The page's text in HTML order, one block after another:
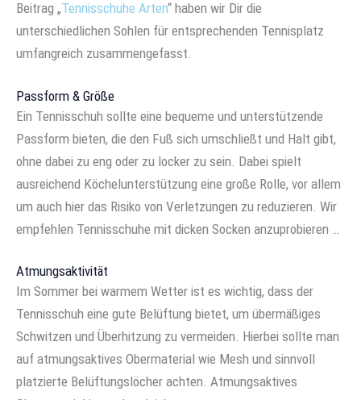
Beitrag „Tennisschuhe Arten“ haben wir Dir die
unterschiedlichen Sohlen für entsprechenden Tennisplatz
umfangreich zusammengefasst.
Passform & Größe
Ein Tennisschuh sollte eine bequeme und unterstützende
Passform bieten, die den Fuß sich umschließt und Halt gibt,
ohne dabei zu eng oder zu locker zu sein. Dabei spielt
ausreichend Köchelunterstützung eine große Rolle, vor allem
um auch hier das Risiko von Verletzungen zu reduzieren. Wir
empfehlen Tennisschuhe mit dicken Socken anzuprobieren …
Atmungsaktivität
Im Sommer bei warmem Wetter ist es wichtig, dass der
Tennisschuh eine gute Belüftung bietet, um übermäßiges
Schwitzen und Überhitzung zu vermeiden. Hierbei sollte man
auf atmungsaktives Obermaterial wie Mesh und sinnvoll
platzierte Belüftungslöcher achten. Atmungsaktives